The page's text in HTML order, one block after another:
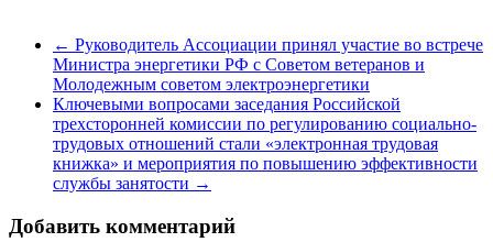
← Руководитель Ассоциации принял участие во встрече
Министра энергетики РФ с Советом ветеранов и
Молодежным советом электроэнергетики
Ключевыми вопросами заседания Российской
трехсторонней комиссии по регулированию социально-
трудовых отношений стали «электронная трудовая
книжка» и мероприятия по повышению эффективности
службы занятости →
Добавить комментарий